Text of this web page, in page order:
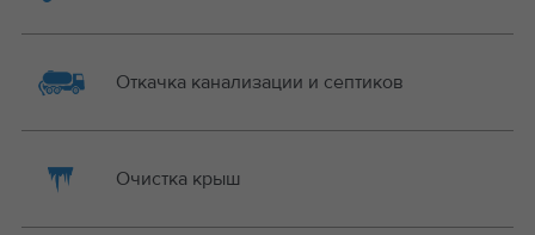
Откачка канализации и септиков
Очистка крыш